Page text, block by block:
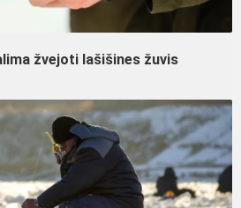
žvejoti lašišines žuvis